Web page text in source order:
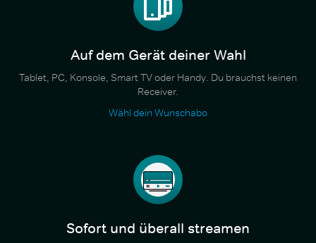
Auf dem Gerät deiner Wahl
Tablet, PC, Konsole, Smart TV oder Handy. Du brauchst keinen
Receiver.
Wähl dein Wunschabo
Sofort und überall streamen